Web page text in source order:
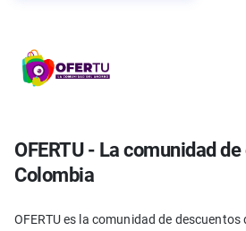
OFERTU - La comunidad
Colombia
OFERTU es la comunidad de